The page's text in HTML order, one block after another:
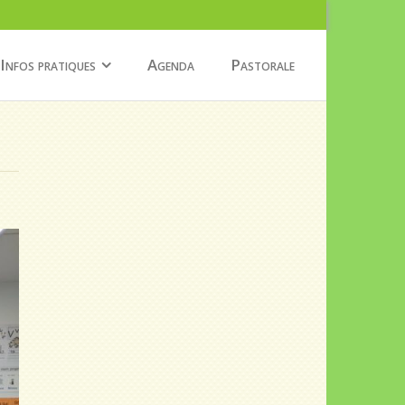
Infos pratiques Agenda Pastorale